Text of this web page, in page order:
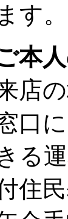
す。
ご本
店
口
る
住